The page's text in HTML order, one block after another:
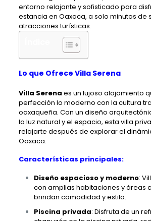
entorno relajante y sofisticado para
estancia en Oaxaca, a solo minutos de
atracciones turísticas.
Lo que Ofrece Villa Serena
Villa Serena es un lujoso alojamiento
perfección lo moderno con la cultura
oaxaqueña. Con un diseño
la luz natural y el espacio, esta villa
relajarte después de explorar el
Oaxaca.
Características principales:
Diseño espacioso y moderno:
con amplias habitaciones y áreas
brindan comodidad y estilo.
Piscina privada: Disfruta de un